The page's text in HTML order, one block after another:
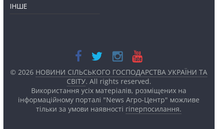
ІНШЕ
© 2026 НОВИНИ СІЛЬСЬКОГО ГОСПОДАРСТВА УКРАЇНИ ТА
СВІТУ. All rights reserved.
Використання усіх матеріалів, розміщених на
інформаційному порталі "News Агро-Центр" можливе
тільки за умови наявності гіперпосилання.